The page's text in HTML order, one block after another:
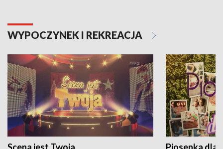
WYPOCZYNEK I REKREACJA